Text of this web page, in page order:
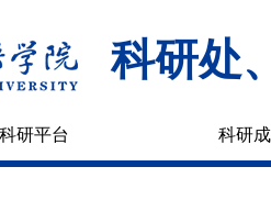
科研处
科研平台 科研